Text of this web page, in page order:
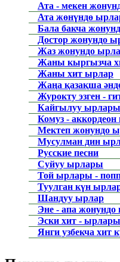
Ата - мекен
Ата жөнүндө
Бала бакча
Достор жонундо
Жаз жонундо
Жаны кыргызча
Жаны хит ырлар
Жаңа қазақша
Журокту эзген -
Кайгылуу ырлары
Комуз -
Мектеп жонундо
Мусулман дин
Русские песни
Суйуу ырлары
Той ырлары -
Туулган күн
Шандуу ырлар
Эне - апа
Эски хит - ырлары
Янги узбекча хит